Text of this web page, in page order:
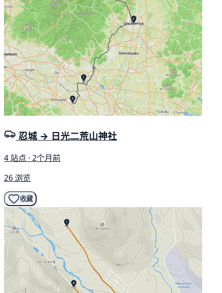
忍城 → 日光二荒山神社
4 站点 · 2个月前
26 浏览
收藏